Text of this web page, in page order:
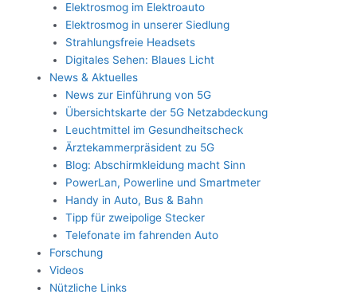
Elektrosmog im Elektroauto
Elektrosmog in unserer Siedlung
Strahlungsfreie Headsets
Digitales Sehen: Blaues Licht
News & Aktuelles
News zur Einführung von 5G
Übersichtskarte der 5G Netzabdeckung
Leuchtmittel im Gesundheitscheck
Ärztekammerpräsident zu 5G
Blog: Abschirmkleidung macht Sinn
PowerLan, Powerline und Smartmeter
Handy in Auto, Bus & Bahn
Tipp für zweipolige Stecker
Telefonate im fahrenden Auto
Forschung
Videos
Nützliche Links